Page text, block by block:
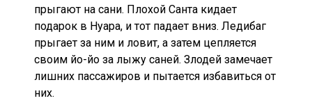
прыгают на сани. Плохой Санта кидает
подарок в Нуара, и тот падает вниз. Ледибаг
прыгает за ним и ловит, а затем цепляется
своим йо-йо за лыжу саней. Злодей замечает
лишних пассажиров и пытается избавиться от
них.